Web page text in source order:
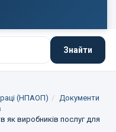
Знайти
(НПАОП)
Документи
як виробників послуг для